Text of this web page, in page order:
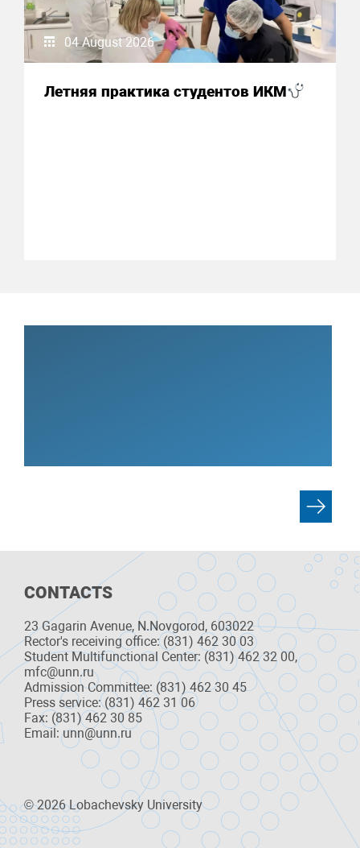
04 August 2026
Летняя практика студентов ИКМ
CONTACTS
23 Gagarin Avenue, N.Novgorod, 603022
Rector's receiving office: (831) 462 30 03
Student Multifunctional Center: (831) 462 32 00,
mfc@unn.ru
Admission Committee: (831) 462 30 45
Press service: (831) 462 31 06
Fax: (831) 462 30 85
Email: unn@unn.ru
© 2026 Lobachevsky University